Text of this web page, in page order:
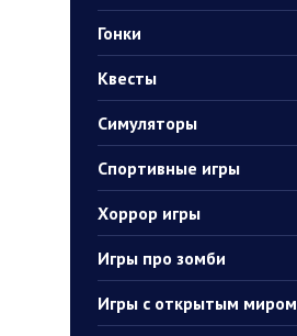
Гонки
Квесты
Симуляторы
Спортивные игры
Хоррор игры
Игры про зомби
Игры с открытым миром